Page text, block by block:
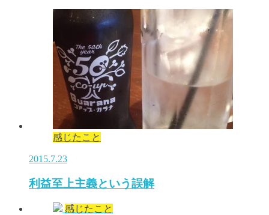
感じたこと
2015.7.23
利益至上主義という誤解
感じたこと